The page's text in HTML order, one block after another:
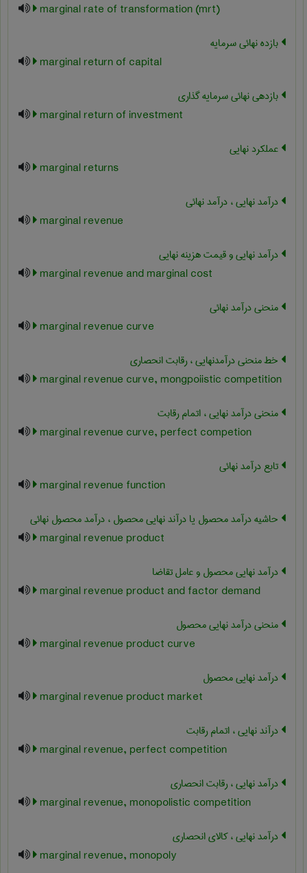
marginal rate of transformation (mrt)
بازده نهائی سرمایه
marginal return of capital
بازدهی نهائی سرمایه گذاری
marginal return of investment
عملکرد نهایی
marginal returns
درآمد نهایی ، درآمد نهائی
marginal revenue
درآمد نهایی و قیمت هزینه نهایی
marginal revenue and marginal cost
منحنی درآمد نهائی
marginal revenue curve
خط منحنی درآمدنهایی ، رقابت انحصاری
marginal revenue curve, mongpoiistic competition
منحنی درآمد نهایی ، اتمام رقابت
marginal revenue curve, perfect competion
تابع درآمد نهائی
marginal revenue function
حاشیه درآمد محصول یا درآند نهایی محصول ، درآمد محصول نهائی
marginal revenue product
درآمد نهایی محصول و عامل تقاضا
marginal revenue product and factor demand
منحنی درآمد نهایی محصول
marginal revenue product curve
درآمد نهایی محصول
marginal revenue product market
درآند نهایی ، اتمام رقابت
marginal revenue, perfect competition
درآمد نهایی ، رقابت انحصاری
marginal revenue, monopolistic competition
درآمد نهایی ، کالای انحصاری
marginal revenue, monopoly